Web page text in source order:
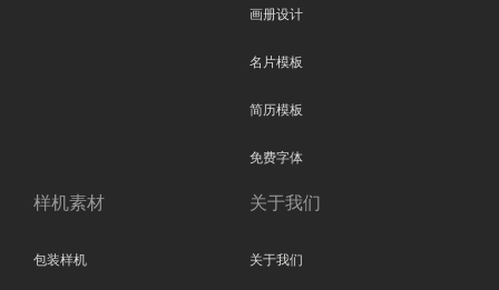
画册设计
名片模板
简历模板
免费字体
样机素材
包装样机
关于我们
关于我们